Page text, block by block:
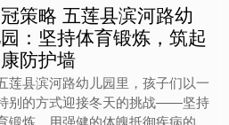
策略 五莲县滨河路幼
：坚持体育锻炼，筑起
防护墙
莲县滨河路幼儿园里，孩子们以一
别的方式迎接冬天的挑战——坚持
锻炼，用强健的体魄抵御疾病的侵